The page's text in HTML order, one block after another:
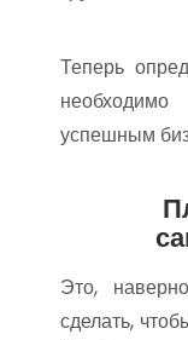
Теперь
успешным
Это,
сделать,